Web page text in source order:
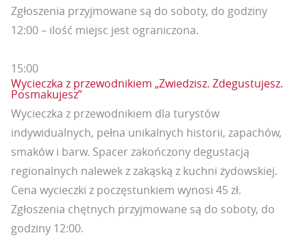
Zgłoszenia przyjmowane są do soboty, do godziny
12:00 – ilość miejsc jest ograniczona.
15:00
Wycieczka z przewodnikiem „Zwiedzisz. Zdegustujesz.
Posmakujesz”
Wycieczka z przewodnikiem dla turystów
indywidualnych, pełna unikalnych historii, zapachów,
smaków i barw. Spacer zakończony degustacją
regionalnych nalewek z zakąską z kuchni żydowskiej.
Cena wycieczki z poczęstunkiem wynosi 45 zł.
Zgłoszenia chętnych przyjmowane są do soboty, do
godziny 12:00.